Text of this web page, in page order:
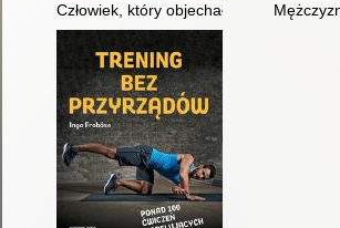
Człowiek, który objechał świat na